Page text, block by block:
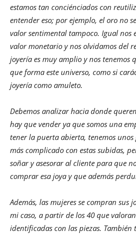
estamos tan conciénciados con
entender eso; por ejemplo, el oro no
valor sentimental tampoco. Igual nos
valor monetario y nos olvidamos del
joyería es muy amplio y nos tenemos
que forma este universo, como si
joyería como amuleto.
Debemos analizar hacia donde
hay que vender ya que somos una
tener la puerta abierta, tenemos unos
más complicado con estas subidas,
soñar y asesorar al cliente para que
comprar esa joya y que además
Además, las mujeres se compran sus
mi caso, a partir de los 40 que
identificadas con las piezas. También